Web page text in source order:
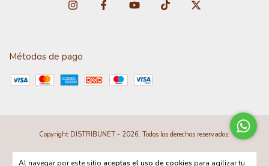
Al navegar por este sitio aceptas el uso de cookies para agilizar tu
Métodos de pago
Copyright DISTRIBUNET - 2026. Todos los derechos reservados.